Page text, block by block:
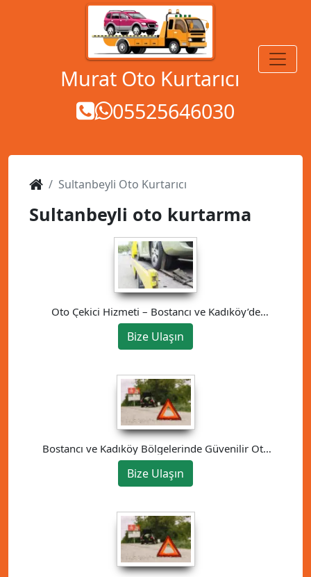
Murat Oto Kurtarıcı
05525646030
MENÜ
Sultanbeyli Oto Kurtarıcı
Sultanbeyli oto kurtarma
Oto Çekici Hizmeti – Bostancı ve Kadıköy’de
Güvenilir Çözüm
Bize Ulaşın
Bostancı ve Kadıköy Bölgelerinde Güvenilir Oto
Kurtarma Hizmeti
Bize Ulaşın